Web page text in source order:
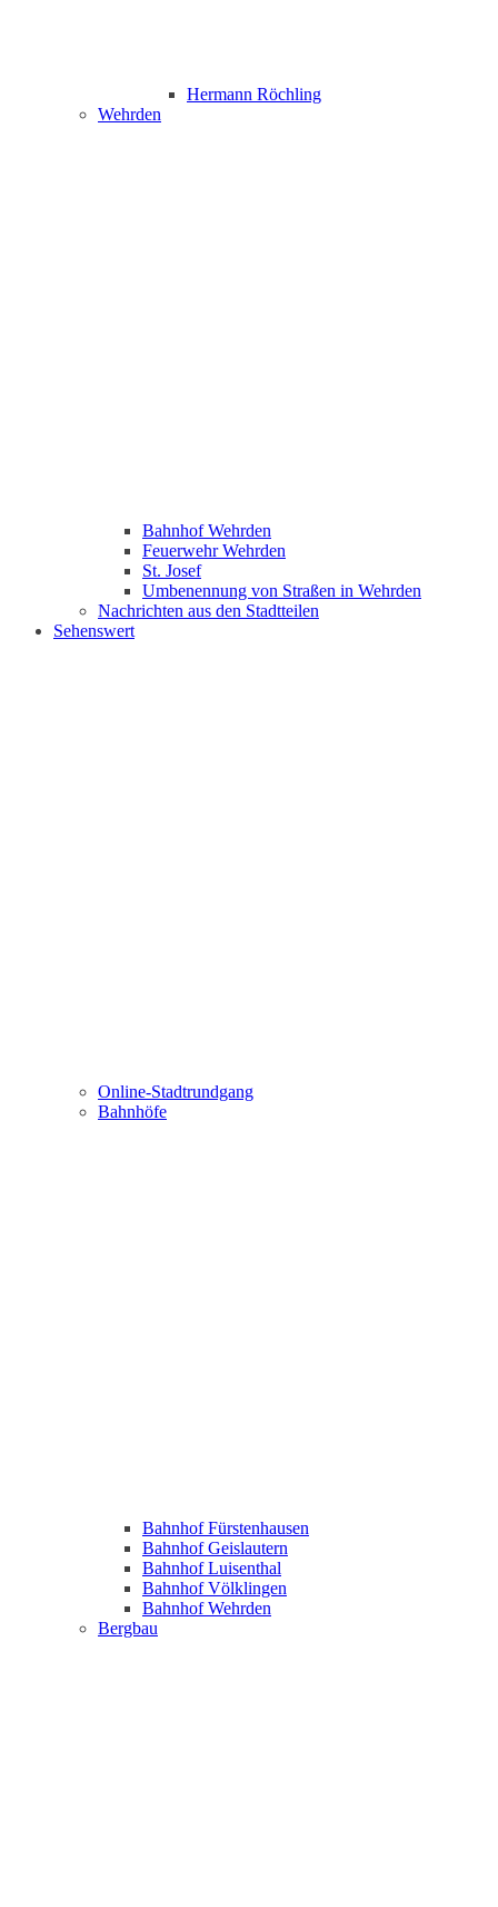
Hermann Röchling
Wehrden
Bahnhof Wehrden
Feuerwehr Wehrden
St. Josef
Umbenennung von Straßen in Wehrden
Nachrichten aus den Stadtteilen
Sehenswert
Online-Stadtrundgang
Bahnhöfe
Bahnhof Fürstenhausen
Bahnhof Geislautern
Bahnhof Luisenthal
Bahnhof Völklingen
Bahnhof Wehrden
Bergbau